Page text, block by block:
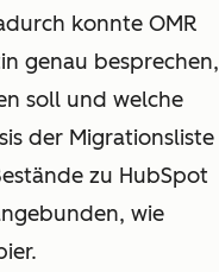
konnte OMR
genau besprechen,
soll und welche
der Migrationsliste
zu HubSpot
wie